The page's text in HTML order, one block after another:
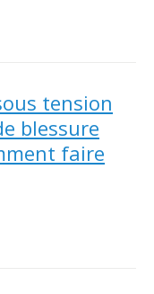
tension
blessure
faire